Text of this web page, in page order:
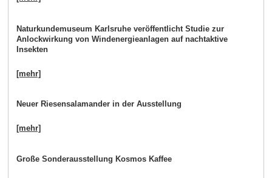
Naturkundemuseum Karlsruhe veröffentlicht Studie zur
Anlockwirkung von Windenergieanlagen auf nachtaktive
Insekten
[mehr]
Neuer Riesensalamander in der Ausstellung
[mehr]
Große Sonderausstellung Kosmos Kaffee